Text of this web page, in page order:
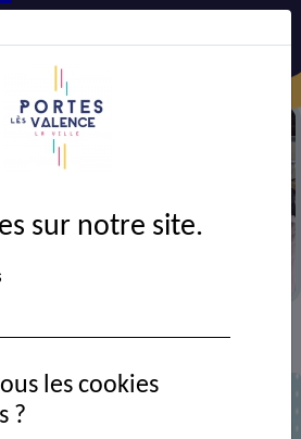
solidaires
solidaires
sur notre site.
les cookies
?